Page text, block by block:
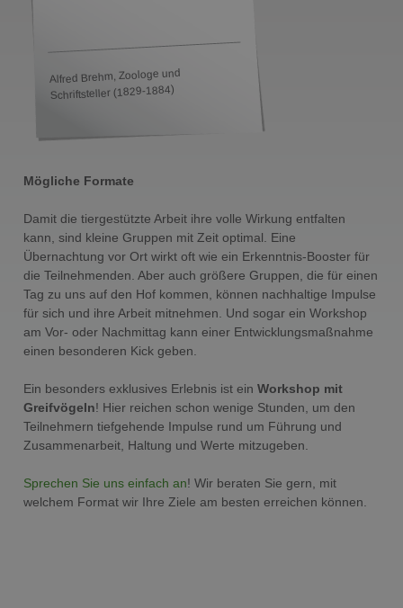
Alfred Brehm, Zoologe und
Schriftsteller (1829-1884)
Mögliche Formate
Damit die tiergestützte Arbeit ihre volle Wirkung entfalten
kann, sind kleine Gruppen mit Zeit optimal. Eine
Übernachtung vor Ort wirkt oft wie ein Erkenntnis-Booster für
die Teilnehmenden. Aber auch größere Gruppen, die für einen
Tag zu uns auf den Hof kommen, können nachhaltige Impulse
für sich und ihre Arbeit mitnehmen. Und sogar ein Workshop
am Vor- oder Nachmittag kann einer Entwicklungsmaßnahme
einen besonderen Kick geben.
Ein besonders exklusives Erlebnis ist ein Workshop mit
Greifvögeln! Hier reichen schon wenige Stunden, um den
Teilnehmern tiefgehende Impulse rund um Führung und
Zusammenarbeit, Haltung und Werte mitzugeben.
Sprechen Sie uns einfach an! Wir beraten Sie gern, mit
welchem Format wir Ihre Ziele am besten erreichen können.